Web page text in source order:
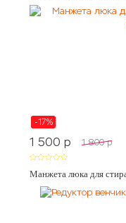
-17%
1 500 p 1 800 p
Манжета люка для